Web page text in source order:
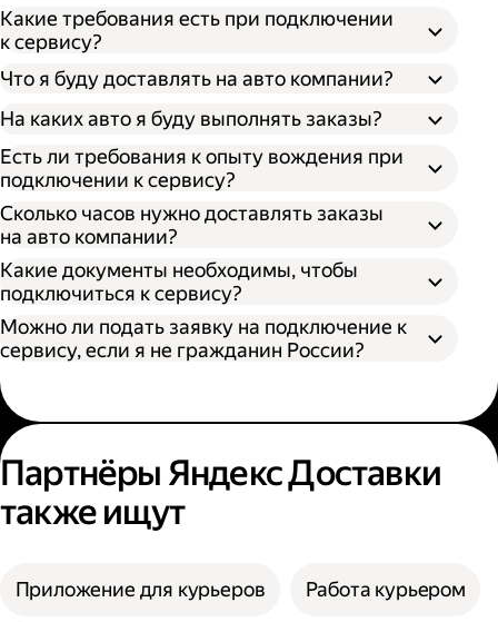
Какие требования есть при подключении
к сервису?
Что я буду доставлять на авто компании?
На каких авто я буду выполнять заказы?
Есть ли требования к опыту вождения при
подключении к сервису?
Сколько часов нужно доставлять заказы
на авто компании?
Какие документы необходимы, чтобы
подключиться к сервису?
Можно ли подать заявку на подключение к
сервису, если я не гражданин России?
Партнёры Яндекс Доставки
также ищут
Приложение для курьеров Работа курьером